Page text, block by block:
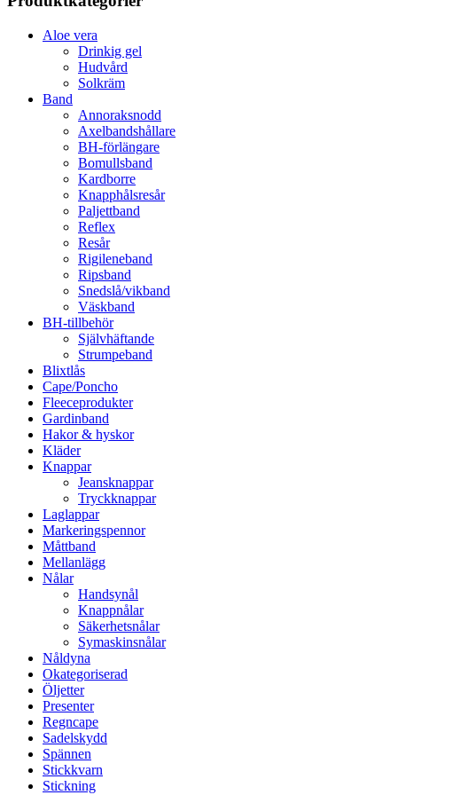
Aloe vera
Drinkig gel
Hudvård
Solkräm
Band
Annoraksnodd
Axelbandshållare
BH-förlängare
Bomullsband
Kardborre
Knapphålsresår
Paljettband
Reflex
Resår
Rigileneband
Ripsband
Snedslå/vikband
Väskband
BH-tillbehör
Självhäftande
Strumpeband
Blixtlås
Cape/Poncho
Fleeceprodukter
Gardinband
Hakor & hyskor
Kläder
Knappar
Jeansknappar
Tryckknappar
Laglappar
Markeringspennor
Måttband
Mellanlägg
Nålar
Handsynål
Knappnålar
Säkerhetsnålar
Symaskinsnålar
Nåldyna
Okategoriserad
Öljetter
Presenter
Regncape
Sadelskydd
Spännen
Stickkvarn
Stickning